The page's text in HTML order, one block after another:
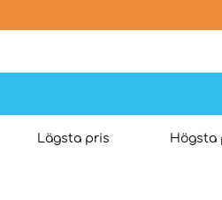
Lägsta pris Högsta